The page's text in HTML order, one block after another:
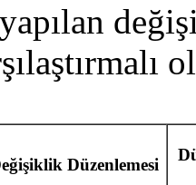
Düzenlemesi